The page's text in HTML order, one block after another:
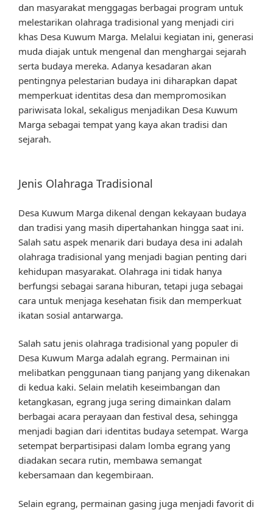
dan masyarakat menggagas berbagai program untuk
melestarikan olahraga tradisional yang menjadi ciri
khas Desa Kuwum Marga. Melalui kegiatan ini, generasi
muda diajak untuk mengenal dan menghargai sejarah
serta budaya mereka. Adanya kesadaran akan
pentingnya pelestarian budaya ini diharapkan dapat
memperkuat identitas desa dan mempromosikan
pariwisata lokal, sekaligus menjadikan Desa Kuwum
Marga sebagai tempat yang kaya akan tradisi dan
sejarah.
Jenis Olahraga Tradisional
Desa Kuwum Marga dikenal dengan kekayaan budaya
dan tradisi yang masih dipertahankan hingga saat ini.
Salah satu aspek menarik dari budaya desa ini adalah
olahraga tradisional yang menjadi bagian penting dari
kehidupan masyarakat. Olahraga ini tidak hanya
berfungsi sebagai sarana hiburan, tetapi juga sebagai
cara untuk menjaga kesehatan fisik dan memperkuat
ikatan sosial antarwarga.
Salah satu jenis olahraga tradisional yang populer di
Desa Kuwum Marga adalah egrang. Permainan ini
melibatkan penggunaan tiang panjang yang dikenakan
di kedua kaki. Selain melatih keseimbangan dan
ketangkasan, egrang juga sering dimainkan dalam
berbagai acara perayaan dan festival desa, sehingga
menjadi bagian dari identitas budaya setempat. Warga
setempat berpartisipasi dalam lomba egrang yang
diadakan secara rutin, membawa semangat
kebersamaan dan kegembiraan.
Selain egrang, permainan gasing juga menjadi favorit di